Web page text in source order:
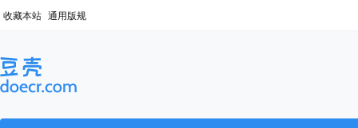
收藏本站 通用版规